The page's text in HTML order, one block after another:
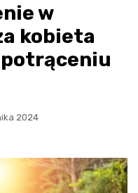
w
kobieta
2024